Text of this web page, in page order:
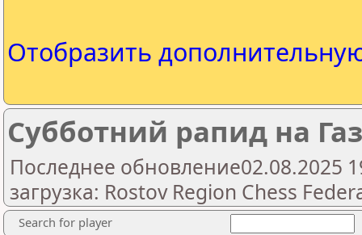
Отобразить
Субботний рапид на
Последнее обновление02.08.2025
загрузка: Rostov Region Chess
Search for player